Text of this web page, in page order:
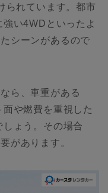
られています。都市
い4WDといったよ
シーンがあるので
ら、車重がある
や燃費を重視した
ょう。その場合
があります。